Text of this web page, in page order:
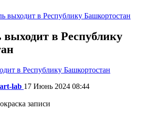
выходит в Республику Башкортостан
в Республику
lab 17 Июнь 2024 08:44
записи